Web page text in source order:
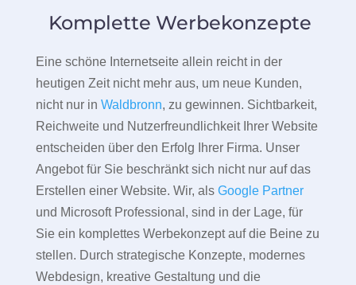
Komplette Werbekonzepte
Eine schöne Internetseite allein reicht in der
heutigen Zeit nicht mehr aus, um neue Kunden,
nicht nur in Waldbronn, zu gewinnen. Sichtbarkeit,
Reichweite und Nutzerfreundlichkeit Ihrer Website
entscheiden über den Erfolg Ihrer Firma. Unser
Angebot für Sie beschränkt sich nicht nur auf das
Erstellen einer Website. Wir, als Google Partner
und Microsoft Professional, sind in der Lage, für
Sie ein komplettes Werbekonzept auf die Beine zu
stellen. Durch strategische Konzepte, modernes
Webdesign, kreative Gestaltung und die